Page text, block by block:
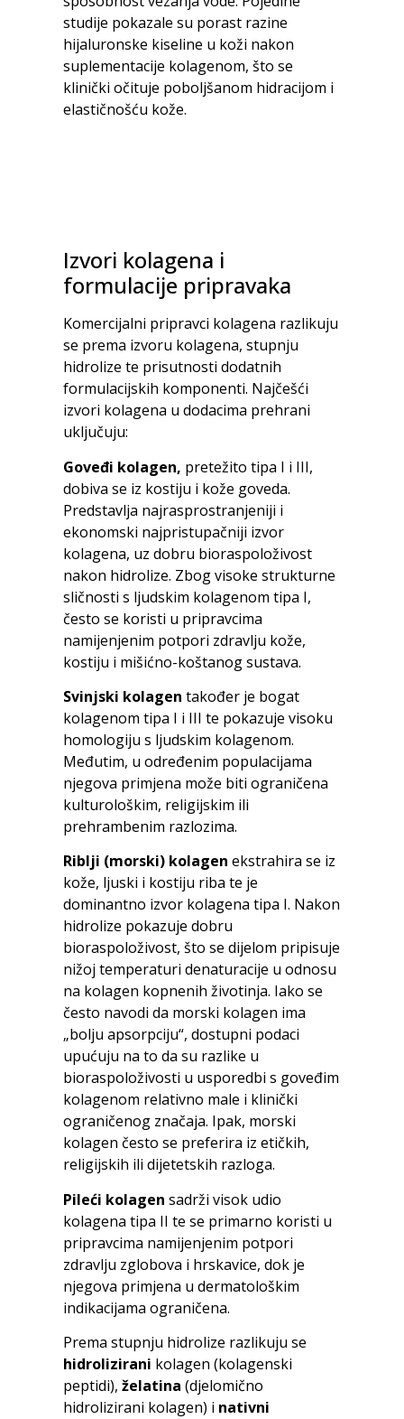
studije pokazale su porast razine
hijaluronske kiseline u koži nakon
suplementacije kolagenom, što se
klinički očituje poboljšanom hidracijom i
elastičnošću kože.
Izvori kolagena i
formulacije pripravaka
Komercijalni pripravci kolagena razlikuju
se prema izvoru kolagena, stupnju
hidrolize te prisutnosti dodatnih
formulacijskih komponenti. Najčešći
izvori kolagena u dodacima prehrani
uključuju:
Goveđi kolagen, pretežito tipa I i III,
dobiva se iz kostiju i kože goveda.
Predstavlja najrasprostranjeniji i
ekonomski najpristupačniji izvor
kolagena, uz dobru bioraspoloživost
nakon hidrolize. Zbog visoke strukturne
sličnosti s ljudskim kolagenom tipa I,
često se koristi u pripravcima
namijenjenim potpori zdravlju kože,
kostiju i mišićno-koštanog sustava.
Svinjski kolagen također je bogat
kolagenom tipa I i III te pokazuje visoku
homologiju s ljudskim kolagenom.
Međutim, u određenim populacijama
njegova primjena može biti ograničena
kulturološkim, religijskim ili
prehrambenim razlozima.
Riblji (morski) kolagen ekstrahira se iz
kože, ljuski i kostiju riba te je
dominantno izvor kolagena tipa I. Nakon
hidrolize pokazuje dobru
bioraspoloživost, što se dijelom pripisuje
nižoj temperaturi denaturacije u odnosu
na kolagen kopnenih životinja. Iako se
često navodi da morski kolagen ima
„bolju apsorpciju“, dostupni podaci
upućuju na to da su razlike u
bioraspoloživosti u usporedbi s goveđim
kolagenom relativno male i klinički
ograničenog značaja. Ipak, morski
kolagen često se preferira iz etičkih,
religijskih ili dijetetskih razloga.
Pileći kolagen sadrži visok udio
kolagena tipa II te se primarno koristi u
pripravcima namijenjenim potpori
zdravlju zglobova i hrskavice, dok je
njegova primjena u dermatološkim
indikacijama ograničena.
Prema stupnju hidrolize razlikuju se
hidrolizirani kolagen (kolagenski
peptidi),želatina (djelomično
hidrolizirani kolagen) i nativni